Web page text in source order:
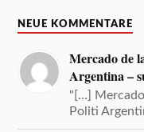
NEUE KOMMENTARE
Mercado de
Argentina –
"[…]
Politi